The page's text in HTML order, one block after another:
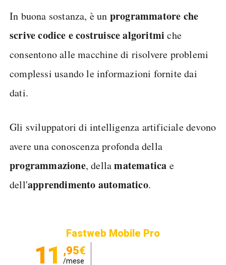
In buona sostanza, è un programmatore che
scrive codice e costruisce algoritmiche
consentono alle macchine di risolvere problemi
complessi usando le informazioni fornite dai
dati.
Gli sviluppatori di intelligenza artificiale devono
avere una conoscenza profonda della
programmazione, dellamatematica e
dell'apprendimento automatico.
Fastweb Mobile Pro
11 ,95€
/mese